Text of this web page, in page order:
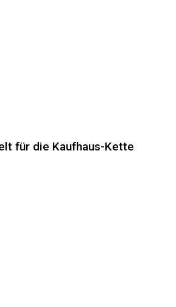
für die Kaufhaus-Kette